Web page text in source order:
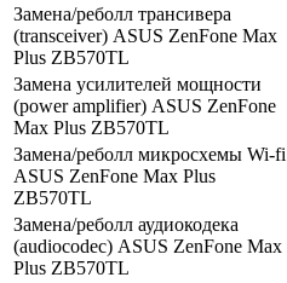
Замена/реболл трансивера
(transceiver) ASUS ZenFone Max
Plus ZB570TL
Замена усилителей мощности
(power amplifier) ASUS ZenFone
Max Plus ZB570TL
Замена/реболл микросхемы Wi-fi
ASUS ZenFone Max Plus
ZB570TL
Замена/реболл аудиокодека
(audiocodec) ASUS ZenFone Max
Plus ZB570TL